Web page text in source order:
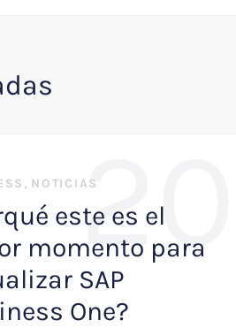
20
, NOTICIAS
este es el
momento para
SAP
One?